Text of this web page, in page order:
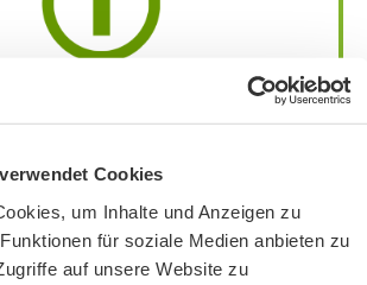
Cookies
um Inhalte und Anzeigen zu
für soziale Medien anbieten zu
auf unsere Website zu
unter 51 56 76-33 jeweils ab
Sie unsere Hinweise zu